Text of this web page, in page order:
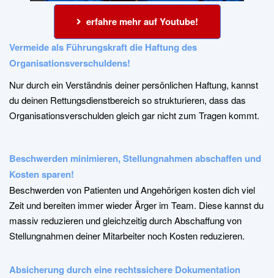
erfahre mehr auf Youtube!
Vermeide als Führungskraft die Haftung des
Organisationsverschuldens!
Nur durch ein Verständnis deiner persönlichen Haftung, kannst
du deinen Rettungsdienstbereich so strukturieren, dass das
Beschwerden minimieren, Stellungnahmen abschaffen und
Kosten sparen!
Beschwerden von Patienten und Angehörigen kosten dich viel
Zeit und bereiten immer wieder Ärger im Team. Diese kannst du
massiv reduzieren und gleichzeitig durch Abschaffung von